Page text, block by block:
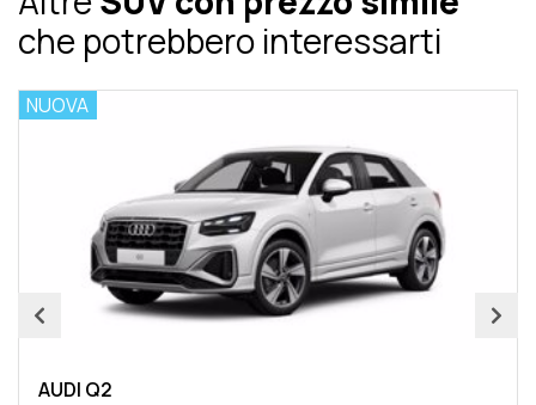
che potrebbero interessarti
NUOVA
AUDI Q2